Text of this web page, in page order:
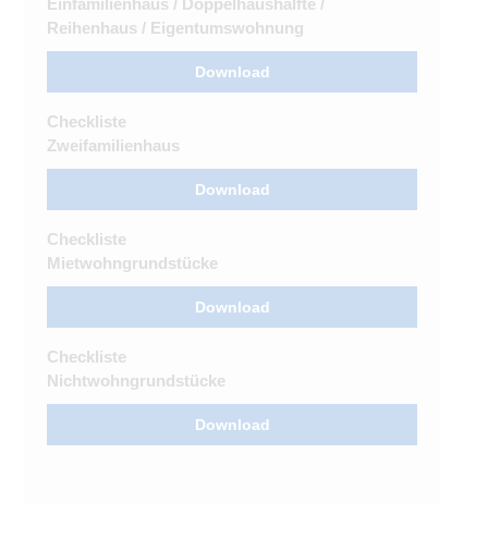
Einfamilienhaus / Doppelhaushälfte /
Reihenhaus / Eigentumswohnung
Download
Checkliste
Zweifamilienhaus
Download
Checkliste
Mietwohngrundstücke
Download
Checkliste
Nichtwohngrundstücke
Download